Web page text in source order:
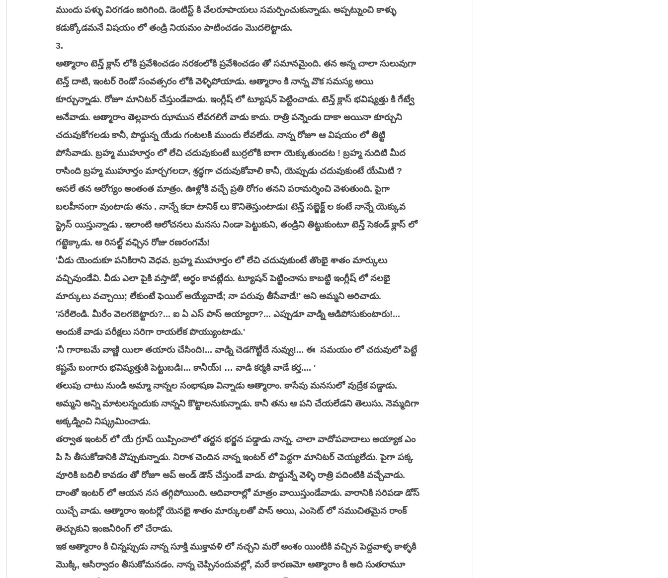
ముందు పళ్ళు విరగడం జరిగింది. డెంటిస్ట్ కి వేలరూపాయలు సమర్పించుకున్నాడు. అప్పట్నుంచి కాళ్ళు
కడుక్కోడమనే విషయం లో తండ్రి నియమం పాటించడం మొదలెట్టాడు.
3.
ఆత్మారాం టెన్త్ క్లాస్ లోకి ప్రవేశించడం నరకంలోకి ప్రవేశించడం తో సమానమైంది. తన అన్న చాలా సులువుగా
టెన్త్ దాటి, ఇంటర్ రెండో సంవత్సరం లోకి వెళ్ళిపోయాడు. ఆత్మారాం కి నాన్న వొక సమస్య అయి
కూర్చున్నాడు. రోజూ మానిటర్ చేస్తుండేవాడు. ఇంగ్లీష్ లో ట్యూషన్ పెట్టించాడు. టెన్త్ క్లాస్ భవిష్యత్తు కి గేట్వే
అనేవాడు. ఆత్మారాం తెల్లవారు ఝామున లేవగలిగే వాడు కాదు. రాత్రి పన్నెండు దాకా అయినా కూర్చుని
చదువుకోగలడు కానీ, పొద్దున్న యేడు గంటలకి ముందు లేవలేడు. నాన్న రోజూ ఆ విషయం లో తిట్టి
పోసేవాడు. బ్రహ్మ ముహూర్తం లో లేచి చదువుకుంటే బుర్రలోకి బాగా యెక్కుతుందట ! బ్రహ్మ నుదిటి మీద
రాసింది బ్రహ్మ ముహూర్తం మార్చగలదా, శ్రద్ధగా చదువుకోవాలి కానీ, యెప్పుడు చదువుకుంటే యేమిటి ?
అసలే తన ఆరోగ్యం అంతంత మాత్రం. ఊళ్లోకి వచ్చే ప్రతి రోగం తనని పరామర్శించి వెళుతుంది. పైగా
బలహీనంగా వుంటాడు తను . నాన్నే కదా టానిక్ లు కొనితెస్తుంటాడు! టెన్త్ సబ్జెక్ట్ ల కంటే నాన్నే యెక్కువ
స్ట్రెస్ యిస్తున్నాడు . ఇలాంటి ఆలోచనలు మనసు నిండా పెట్టుకుని, తండ్రిని తిట్టుకుంటూ టెన్త్ సెకండ్ క్లాస్ లో
గట్టెక్కాడు. ఆ రిసల్ట్ వఛ్చిన రోజు రణరంగమే!
'వీడు యెందుకూ పనికిరాని వెధవ. బ్రహ్మ ముహూర్తం లో లేచి చదువుకుంటే తొంభై శాతం మార్కులు
వచ్చివుండేవి. వీడు ఎలా పైకి వస్తాడో, అర్ధం కావట్లేదు. ట్యూషన్ పెట్టించాను కాబట్టి ఇంగ్లీష్ లో నలభై
మార్కులు వచ్చాయి; లేకుంటే ఫెయిల్ అయ్యేవాడే; నా పరువు తీసేవాడే!' అని అమ్మని అరిచాడు.
'సరేలెండి. మీరేం వెలగబెట్టారు?... ఐ ఏ ఎస్ పాస్ అయ్యారా?... ఎప్పుడూ వాడ్ని ఆడిపోసుకుంటారు!...
అందుకే వాడు పరీక్షలు సరిగా రాయలేక పొయ్యుంటాడు.'
'నీ గారాబమే వాణ్ణి యిలా తయారు చేసింది!... వాడ్ని చెడగొట్టీదే నువ్వు!... ఈ  సమయం లో చదువులో పెట్టే
కష్టమే బంగారు భవిష్యత్తుకి పెట్టుబడి!... కానీయ్! … వాడి కర్మకి వాడే కర్త.... '
తలుపు చాటు నుండి అమ్మా నాన్నల సంభాషణ విన్నాడు ఆత్మారాం. కాసేపు మనసులో వుద్రేక పడ్డాడు.
అమ్మని అన్ని మాటలన్నందుకు నాన్నని కొట్టాలనుకున్నాడు. కానీ తను ఆ పని చేయలేడని తెలుసు. నెమ్మదిగా
అక్కడ్నించి నిష్క్రమించాడు.
తర్వాత ఇంటర్ లో యే గ్రూప్ యిప్పించాలో తర్జన భర్జన పడ్డాడు నాన్న. చాలా వాదోపవాదాలు అయ్యాక ఎం
పి సి తీసుకోడానికి వొప్పుకున్నాడు. నిరాశ చెందిన నాన్న ఇంటర్ లో పెద్దగా మానిటర్ చెయ్యలేదు. పైగా పక్క
వూరికి బదిలీ కావడం తో రోజూ అప్ అండ్ డౌన్ చేస్తుండే వాడు. పొద్దున్నే వెళ్ళి రాత్రి పదింటికి వచ్చేవాడు.
దాంతో ఇంటర్ లో ఆయన నస తగ్గిపోయింది. ఆదివారాల్లో మాత్రం వాయిస్తుండేవాడు. వారానికి సరిపడా డోస్
యిచ్చే వాడు. ఆత్మారాం ఇంటర్లో యెనభై శాతం మార్కులతో పాస్ అయి, ఎంసెట్ లో సముచితమైన రాంక్
తెచ్చుకుని ఇంజనీరింగ్ లో చేరాడు.
ఇక ఆత్మారాం కి చిన్నప్పుడు నాన్న సూక్తి ముక్తావళి లో నచ్చని మరో అంశం యింటికి వచ్చిన పెద్దవాళ్ళ కాళ్ళకి
మొక్కి, ఆసిర్వాదం తీసుకోమనడం. నాన్న చెప్పినందువల్లో, మరే కారణమో ఆత్మారాం కి అది సుతరామూ